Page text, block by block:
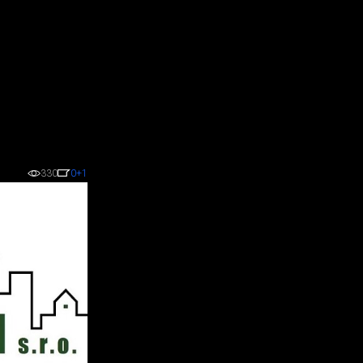
330 0+1